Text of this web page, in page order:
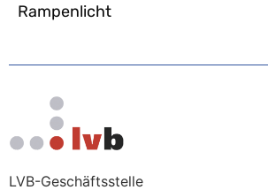
Rampenlicht
LVB-Geschäftsstelle